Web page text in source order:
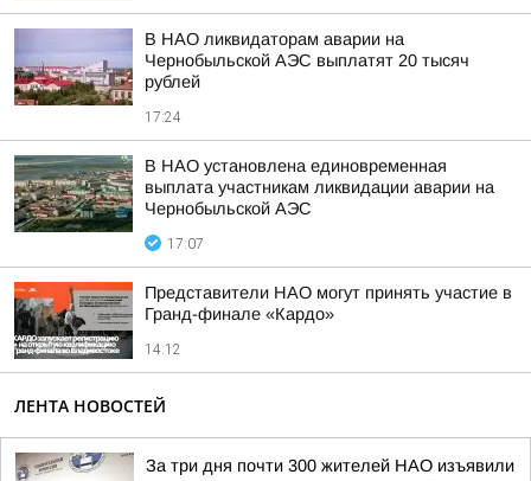
В НАО ликвидаторам аварии на
Чернобыльской АЭС выплатят 20 тысяч
рублей
17:24
В НАО установлена единовременная
выплата участникам ликвидации аварии на
Чернобыльской АЭС
17:07
Представители НАО могут принять участие в
Гранд-финале «Кардо»
14:12
ЛЕНТА НОВОСТЕЙ
За три дня почти 300 жителей НАО изъявили